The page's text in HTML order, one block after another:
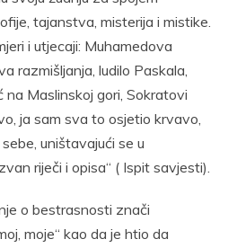
tajanstva, misterija i mistike.
i utjecaji: Muhamedova
razmišljanja, ludilo Paskala,
Maslinskoj gori, Sokratovi
ja sam sva to osjetio krvavo,
uništavajući se u
riječi i opisa“ ( Ispit savjesti).
o bestrasnosti znači
moje“ kao da je htio da